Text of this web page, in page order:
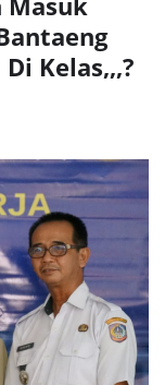
Kelas,,,?